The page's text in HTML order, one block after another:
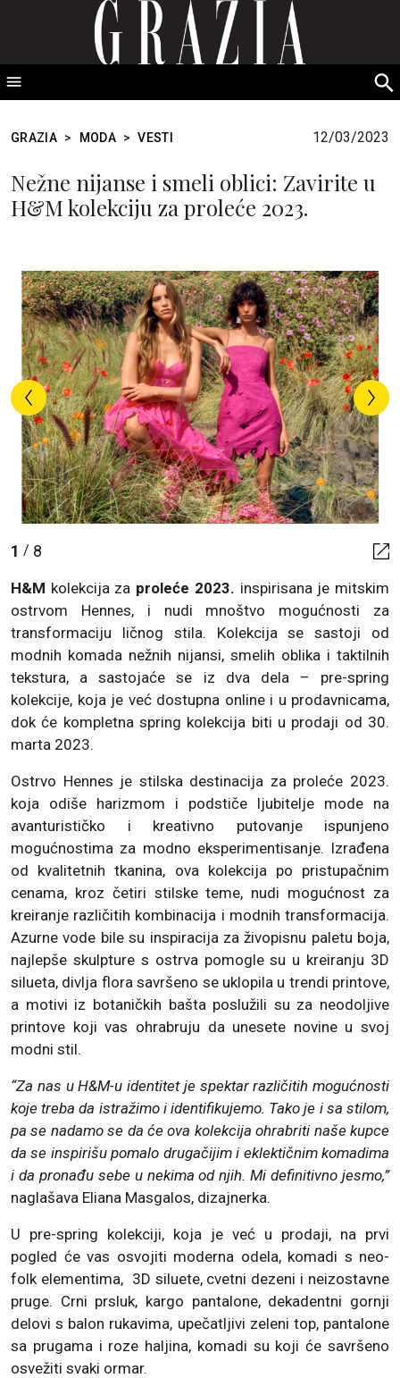
GRAZIA Srbija
GRAZIA > MODA > VESTI 12/03/2023
Nežne nijanse i smeli oblici: Zavirite u
H&M kolekciju za proleće 2023.
1 / 8
H&M kolekcija za proleće 2023. inspirisana je mitskim
ostrvom Hennes, i nudi mnoštvo ​​mogućnosti za
transformaciju ličnog stila. Kolekcija se sastoji od
modnih komada nežnih nijansi, smelih oblika i taktilnih
tekstura, a sastojaće se iz dva dela – pre-spring
kolekcije, koja je već dostupna online i u prodavnicama,
dok će kompletna spring kolekcija biti u prodaji od 30.
marta 2023.
Ostrvo Hennes je stilska destinacija za proleće 2023.
koja odiše harizmom i podstiče ljubitelje mode na
avanturističko i kreativno putovanje ispunjeno
mogućnostima za modno eksperimentisanje. Izrađena
od kvalitetnih tkanina, ova kolekcija po pristupačnim
cenama, kroz četiri stilske teme, nudi mogućnost za
kreiranje različitih kombinacija i modnih transformacija.
Azurne vode bile su inspiracija za živopisnu paletu boja,
najlepše skulpture s ostrva pomogle su u kreiranju 3D
silueta, divlja flora savršeno se uklopila u trendi printove,
a motivi iz botaničkih bašta poslužili su za neodoljive
printove koji vas ohrabruju da unesete novine u svoj
modni stil.
“Za nas u H&M-u identitet je spektar različitih mogućnosti
koje treba da istražimo i identifikujemo. Tako je i sa stilom,
pa se nadamo se da će ova kolekcija ohrabriti naše kupce
da se inspirišu pomalo drugačijim i eklektičnim komadima
i da pronađu sebe u nekima od njih. Mi definitivno jesmo,”
naglašava Eliana Masgalos, dizajnerka.
U pre-spring kolekciji, koja je već u prodaji, na prvi
pogled će vas osvojiti moderna odela, komadi s neo-
folk elementima, 3D siluete, cvetni dezeni i neizostavne
pruge. Crni prsluk, kargo pantalone, dekadentni gornji
delovi s balon rukavima, upečatljivi zeleni top, pantalone
sa prugama i roze haljina, komadi su koji će savršeno
osvežiti svaki ormar.